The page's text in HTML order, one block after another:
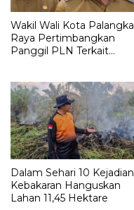
Wakil Wali Kota Palangka
Raya Pertimbangkan
Panggil PLN Terkait
Dalam Sehari 10 Kejadian
Kebakaran Hanguskan
Lahan 11,45 Hektare